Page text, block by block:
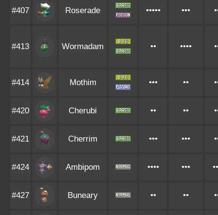
#407 Roserade ••••• •••
#413 Wormadam •• ••••
#414 Mothim ••• ••
#420 Cherubi •• ••
#421 Cherrim ••• •••
#424 Ambipom •••• •••
#427 Buneary •• ••